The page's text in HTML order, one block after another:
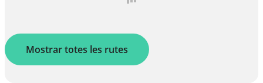
Mostrar totes les rutes